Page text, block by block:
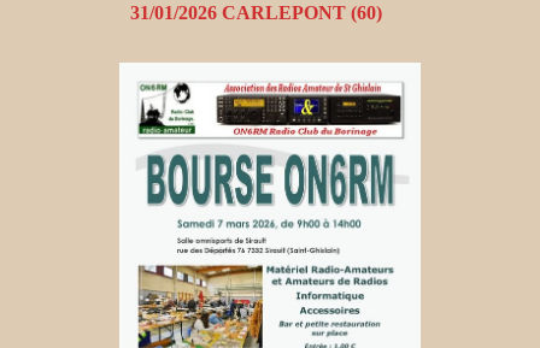
31/01/2026 CARLEPONT (60)